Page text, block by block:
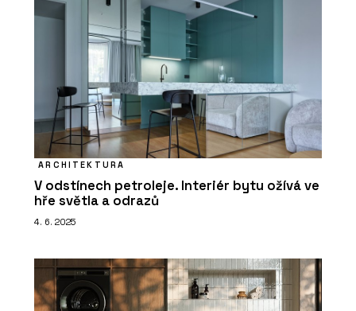
PRODUKTY
Vápenopískové tvárnice Silka - Xella
ARCHITEKTURA
V odstínech petroleje. Interiér bytu ožívá ve
hře světla a odrazů
4. 6. 2025